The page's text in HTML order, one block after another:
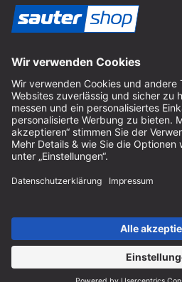
Impressum
AGB
Datenschutz
Cookie-Einstellungen
© 2026 sauter GmbH
* kostenloser Versand ab 150 Euro
Deutschlands für die Standard-
Sperrgut und Fracht
In Abh. des Lieferlandes kann die